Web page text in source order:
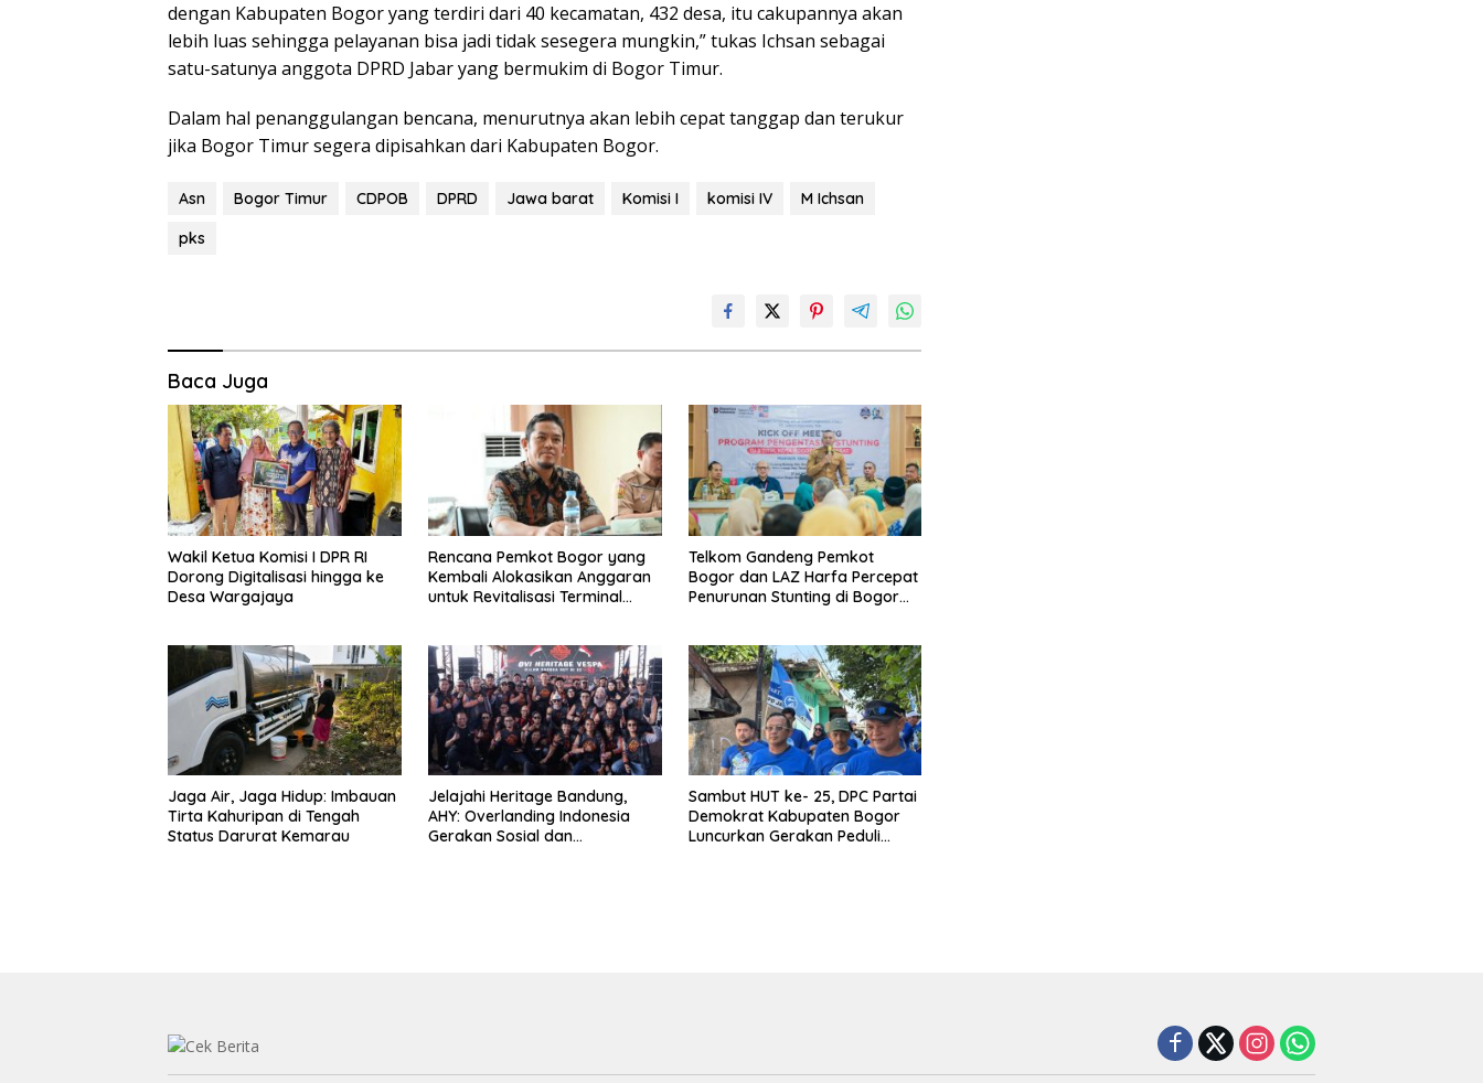
dengan Kabupaten Bogor yang terdiri dari 40 kecamatan, 432 desa, itu cakupannya akan
lebih luas sehingga pelayanan bisa jadi tidak sesegera mungkin,” tukas Ichsan sebagai
satu-satunya anggota DPRD Jabar yang bermukim di Bogor Timur.
Dalam hal penanggulangan bencana, menurutnya akan lebih cepat tanggap dan terukur
jika Bogor Timur segera dipisahkan dari Kabupaten Bogor.
Asn Bogor Timur CDPOB DPRD Jawa barat Komisi I komisi IV
M Ichsan
pks
Baca Juga
Wakil Ketua Komisi I DPR RI
Dorong Digitalisasi hingga ke
Desa Wargajaya
Rencana Pemkot Bogor yang
Kembali Alokasikan Anggaran
untuk Revitalisasi Terminal
Surawijaya
Telkom Gandeng Pemkot
Bogor dan LAZ Harfa Percepat
Penurunan Stunting di Bogor
Jaga Air, Jaga Hidup: Imbauan
Tirta Kahuripan di Tengah
Status Darurat Kemarau
Jelajahi Heritage Bandung,
AHY: Overlanding Indonesia
Gerakan Sosial dan
Sambut HUT ke- 25, DPC Partai
Demokrat Kabupaten Bogor
Luncurkan Gerakan Peduli